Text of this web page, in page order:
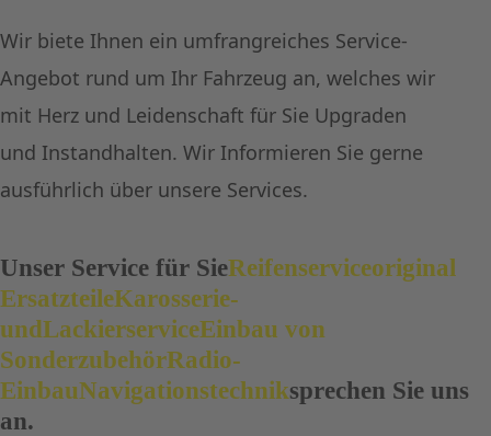
Wir biete Ihnen ein umfrangreiches Service-
Angebot rund um Ihr Fahrzeug an, welches wir
mit Herz und Leidenschaft für Sie Upgraden
und Instandhalten. Wir Informieren Sie gerne
ausführlich über unsere Services.
Unser Service für SieReifenserviceoriginal
ErsatzteileKarosserie-
undLackierserviceEinbau von
SonderzubehörRadio-
EinbauNavigationstechniksprechen Sie uns
an.